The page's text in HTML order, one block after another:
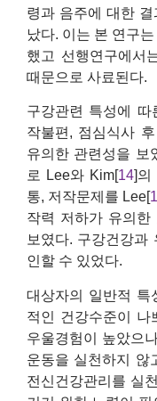
령과 음주에 대한
났다. 이는 본 연구
했고 선행연구에서
때문으로 사료된다.
구강관련 특성에 따
작불편, 점심식사
유의한 관련성을 보
로 Lee와 Kim[14]의
통, 저작문제를 Lee[
작력 저하가 유의한
보였다. 구강건강과
인할 수 있었다.
대상자의 일반적 특
적인 건강수준이 나
우울경험이 높았으
운동을 실천하지 않
전신건강관리를 실